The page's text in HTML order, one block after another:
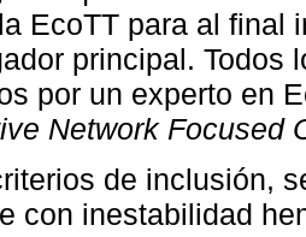
EcoTT para al final
principal. Todos
por un experto en
Network Focused
de inclusión,
con inestabilidad